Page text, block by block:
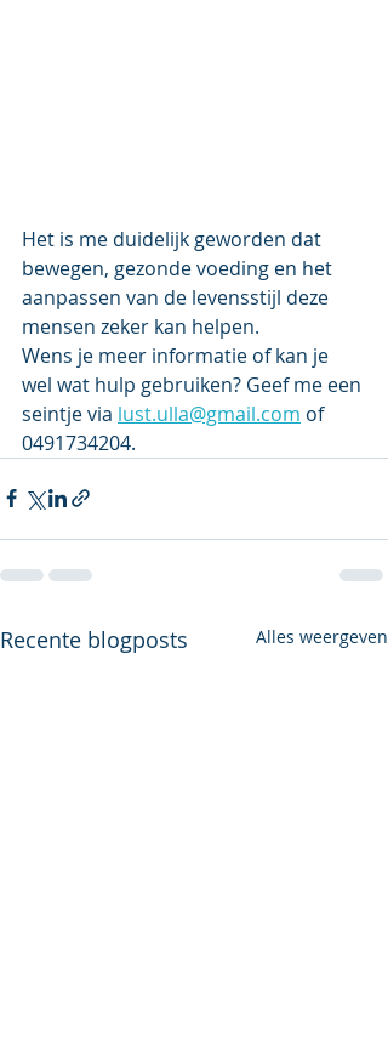
Het is me duidelijk geworden dat
bewegen, gezonde voeding en het
aanpassen van de levensstijl deze
mensen zeker kan helpen.
Wens je meer informatie of kan je
wel wat hulp gebruiken? Geef me een
seintje via lust.ulla@gmail.com of
0491734204.
Recente blogposts Alles weergeven